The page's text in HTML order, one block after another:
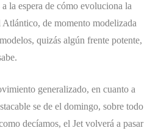
la espera de cómo evoluciona la
de momento modelizada
quizás algún frente potente,
generalizado, en cuanto a
se de el domingo, sobre todo
decíamos, el Jet volverá a pasar